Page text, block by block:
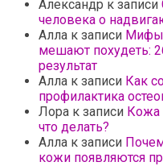
Александр к записи
человека о
Алла к записи Мифы
мешают похудеть:
результат
Алла к записи Как
профилактика
Лора к записи Кожа
что делать?
Алла к записи
кожи появляются